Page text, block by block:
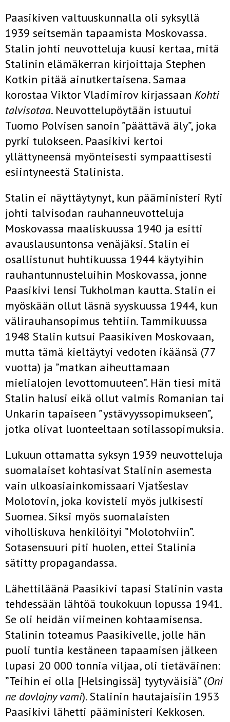
Paasikiven valtuuskunnalla oli syksyllä
1939 seitsemän tapaamista Moskovassa.
Stalin johti neuvotteluja kuusi kertaa, mitä
Stalinin elämäkerran kirjoittaja Stephen
Kotkin pitää ainutkertaisena. Samaa
korostaa Viktor Vladimirov kirjassaan Kohti
talvisotaa. Neuvottelupöytään istuutui
Tuomo Polvisen sanoin ”päättävä äly”, joka
pyrki tulokseen. Paasikivi kertoi
yllättyneensä myönteisesti sympaattisesti
esiintyneestä Stalinista.
Stalin ei näyttäytynyt, kun pääministeri Ryti
johti talvisodan rauhanneuvotteluja
Moskovassa maaliskuussa 1940 ja esitti
avauslausuntonsa venäjäksi. Stalin ei
osallistunut huhtikuussa 1944 käytyihin
rauhantunnusteluihin Moskovassa, jonne
Paasikivi lensi Tukholman kautta. Stalin ei
myöskään ollut läsnä syyskuussa 1944, kun
välirauhansopimus tehtiin. Tammikuussa
1948 Stalin kutsui Paasikiven Moskovaan,
mutta tämä kieltäytyi vedoten ikäänsä (77
vuotta) ja ”matkan aiheuttamaan
mielialojen levottomuuteen”. Hän tiesi mitä
Stalin halusi eikä ollut valmis Romanian tai
Unkarin tapaiseen ”ystävyyssopimukseen”,
jotka olivat luonteeltaan sotilassopimuksia.
Lukuun ottamatta syksyn 1939 neuvotteluja
suomalaiset kohtasivat Stalinin asemesta
vain ulkoasiainkomissaari Vjatšeslav
Molotovin, joka kovisteli myös julkisesti
Suomea. Siksi myös suomalaisten
viholliskuva henkilöityi ”Molotohviin”.
Sotasensuuri piti huolen, ettei Stalinia
sätitty propagandassa.
Lähettiläänä Paasikivi tapasi Stalinin vasta
tehdessään lähtöä toukokuun lopussa 1941.
Se oli heidän viimeinen kohtaamisensa.
Stalinin toteamus Paasikivelle, jolle hän
puoli tuntia kestäneen tapaamisen jälkeen
lupasi 20 000 tonnia viljaa, oli tietäväinen:
”Teihin ei olla [Helsingissä] tyytyväisiä” (Oni
ne dovlojny vami). Stalinin hautajaisiin 1953
Paasikivi lähetti pääministeri Kekkosen.